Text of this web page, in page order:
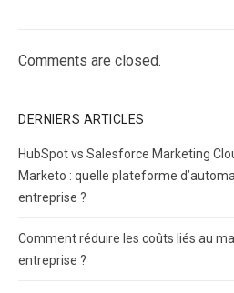
Comments are closed.
DERNIERS ARTICLES
HubSpot vs Salesforce Marketing
Marketo : quelle plateforme
entreprise ?
Comment réduire les coûts liés au
entreprise ?